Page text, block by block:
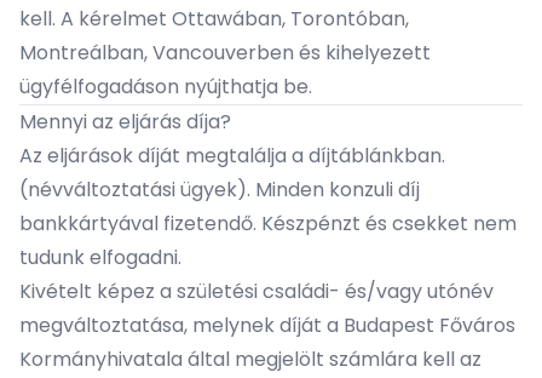
kell. A kérelmet Ottawában, Torontóban,
Montreálban,Vancouverben és kihelyezett
ügyfélfogadáson nyújthatja be.
Mennyi az eljárás díja?
Az eljárások díját megtalálja a díjtáblánkban.
(névváltoztatási ügyek). Minden konzuli díj
bankkártyával fizetendő. Készpénzt és csekket nem
tudunk elfogadni.
Kivételt képez a születési családi- és/vagy utónév
megváltoztatása, melynek díját a Budapest Főváros
Kormányhivatala által megjelölt számlára kell az